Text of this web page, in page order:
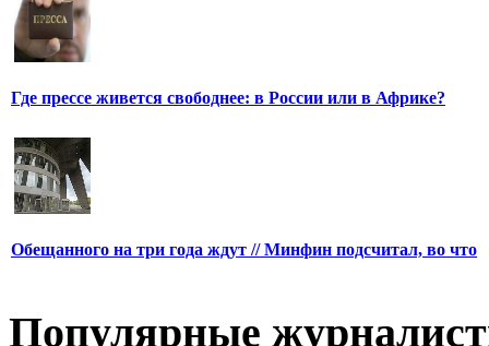
Где прессе живется свободнее: в России или в Африке?
Обещанного на три года ждут // Минфин подсчитал, во что
Популярные